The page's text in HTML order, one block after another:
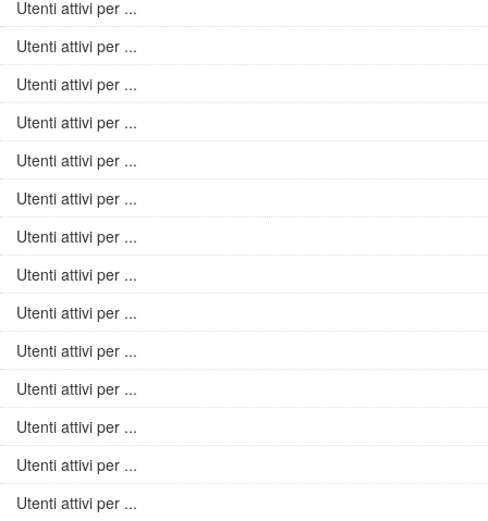
Utenti attivi per ...
Utenti attivi per ...
Utenti attivi per ...
Utenti attivi per ...
Utenti attivi per ...
Utenti attivi per ...
Utenti attivi per ...
Utenti attivi per ...
Utenti attivi per ...
Utenti attivi per ...
Utenti attivi per ...
Utenti attivi per ...
Utenti attivi per ...
Utenti attivi per ...